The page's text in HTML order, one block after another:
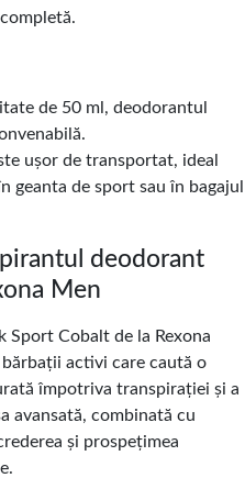
de 50 ml, deodorantul
ușor de transportat, ideal
geanta de sport sau în bagajul
deodorant
Men
Cobalt de la Rexona
activi care caută o
împotriva transpirației și a
avansată, combinată cu
și prospețimea